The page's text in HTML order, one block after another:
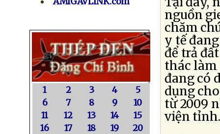
1 2 3 4
5
6
7 8 9
10
11
12 13 14
15
16
17 18 19
20
nguồn
chăm
y tế
để trả
thác
đang có
dụng
từ 2009
viện tỉnh.